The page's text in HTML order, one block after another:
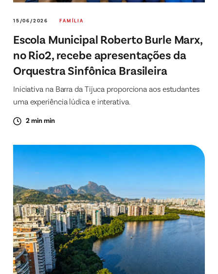
15/06/2026 FAMÍLIA
Escola Municipal Roberto Burle Marx,
no Rio2, recebe apresentações da
Orquestra Sinfônica Brasileira
Iniciativa na Barra da Tijuca proporciona aos estudantes
uma experiência lúdica e interativa.
2 min min